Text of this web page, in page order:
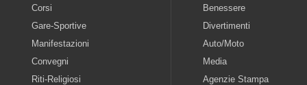
Corsi
Gare-Sportive
Manifestazioni
Convegni
Riti-Religiosi
Benessere
Divertimenti
Auto/Moto
Media
Agenzie Stampa